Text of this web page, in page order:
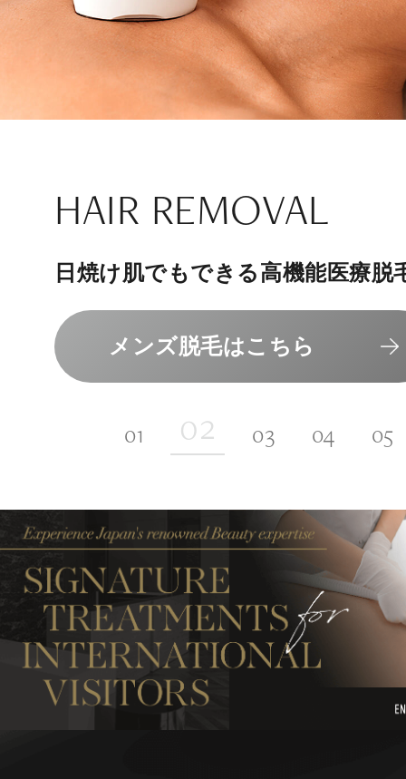
上質な美容医療サービスを提供し
人気メニューはこちら
HAIR REMOVAL
日焼け肌でもできる高機能医療脱
メンズ脱毛はこちら
組めるスキンケアトライアル
スキンケアトライアルはこ
PHILOSOPHY
“男性”特化の美容
コンセプトはこちら
内側から若々しく健康な身体へ
エクソソーム療法はこちら
NAD+点滴はこちら
INVITATION
メンバーシップを、最高のギフト
メンバーシップのご案内